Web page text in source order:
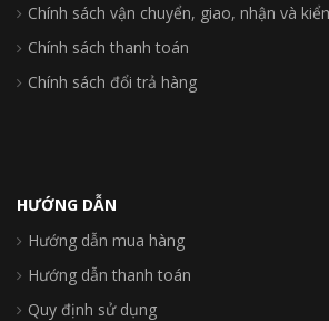
Chính sách vận chuyển, giao, nhận và
Chính sách thanh toán
Chính sách đổi trả hàng
HƯỚNG DẪN
Hướng dẫn mua hàng
Hướng dẫn thanh toán
Quy định sử dụng